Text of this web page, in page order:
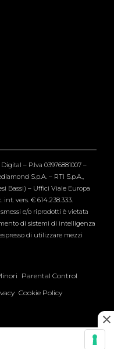
– P.Iva 03976881007 –
S.p.A. – RTI S.p.A.,
Bassi) – Uffici Viale Europa
int. vers. € 614.238.333.
e/o riprodotti è vietata
di sistemi di intelligenza
di utilizzare mezzi
Parental Control
Cookie Policy